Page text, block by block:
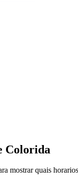
Colorida
mostrar quais